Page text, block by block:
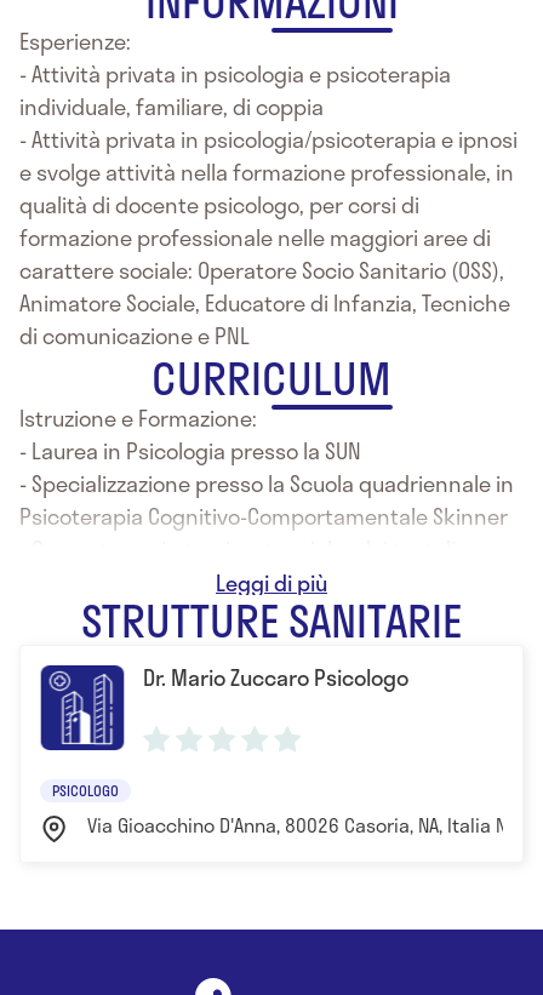
Esperienze:
- Attività privata in psicologia e psicoterapia
individuale, familiare, di coppia
- Attività privata in psicologia/psicoterapia e ipnosi
e svolge attività nella formazione professionale, in
qualità di docente psicologo, per corsi di
formazione professionale nelle maggiori aree di
carattere sociale: Operatore Socio Sanitario (OSS),
Animatore Sociale, Educatore di Infanzia, Tecniche
di comunicazione e PNL
CURRICULUM
Istruzione e Formazione:
- Laurea in Psicologia presso la SUN
- Specializzazione presso la Scuola quadriennale in
Psicoterapia Cognitivo-Comportamentale Skinner
personalità presso SIPI (Società italiana
psicoterapia integrata)
- Trainig course in clinical Hypnosis presso London
School of Intercultural Psychotherapy
STRUTTURE SANITARIE
Dr. Mario Zuccaro Psicologo
PSICOLOGO
Via Gioacchino D'Anna, 80026 Casoria, NA, Italia